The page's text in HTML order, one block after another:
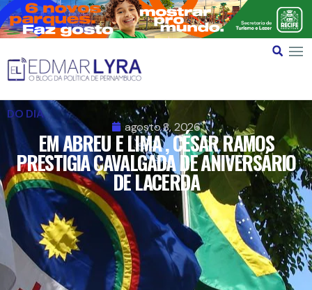
DO DIA
agosto 8, 2026
EM ABREU E LIMA , CÉSAR RAMOS
PRESTIGIA CAVALGADA DE ANIVERSÁRIO
DE LACERDA